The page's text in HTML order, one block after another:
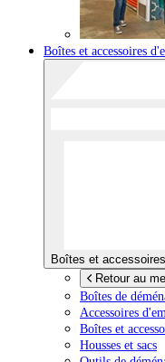
Boîtes et accessoires
Boîtes et
Retour au
Boîtes de
Accessoires
Boîtes et
Housses et sacs